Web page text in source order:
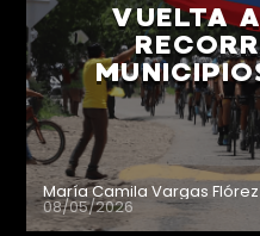
VUELTA
María Camila Vargas Flórez
08/05/2026